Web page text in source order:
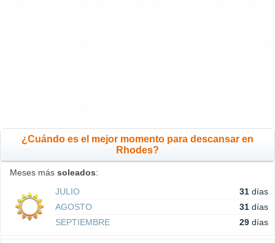
¿Cuándo es el mejor momento para descansar en
Rhodes?
Meses más soleados:
JULIO
31 días
AGOSTO
31 días
SEPTIEMBRE
29 días